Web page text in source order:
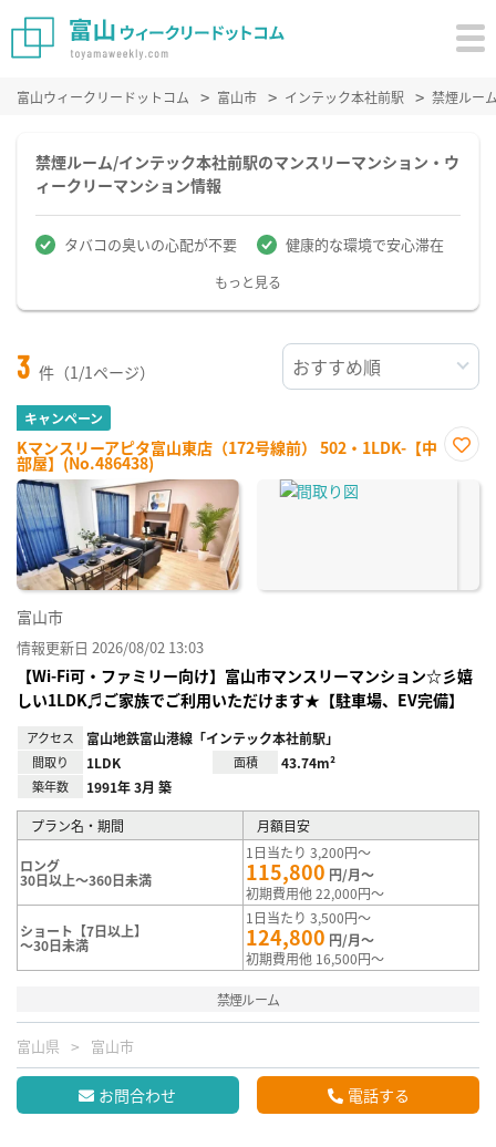
富山ウィークリードットコム 富山市 インテック本社前駅 禁煙ルー
禁煙ルーム/インテック本社前駅のマンスリーマンション・ウ
ィークリーマンション情報
タバコの臭いの心配が不要 健康的な環境で安心滞在
もっと見る
3 件（1/1ページ）
キャンペーン
Kマンスリーアピタ富山東店（172号線前） 502・1LDK-【中
部屋】(No.486438)
に入
富山市
情報更新日 2026/08/02 13:03
【Wi-Fi可・ファミリー向け】富山市マンスリーマンション☆彡嬉
しい1LDK♬ご家族でご利用いただけます★【駐車場、EV完備】
アクセス 富山地鉄富山港線「インテック本社前駅」
間取り 1LDK 面積 43.74m²
築年数 1991年 3月 築
プラン名・期間 月額目安
ロング
30日以上～360日未満
1日当たり 3,200円～
115,800 円/月～
初期費用他 22,000円～
ショート【7日以上】
～30日未満
1日当たり 3,500円～
124,800 円/月～
初期費用他 16,500円～
禁煙ルーム
富山県 富山市
お問合わせ 電話する